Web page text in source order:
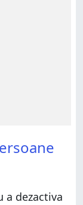
a dezactiva